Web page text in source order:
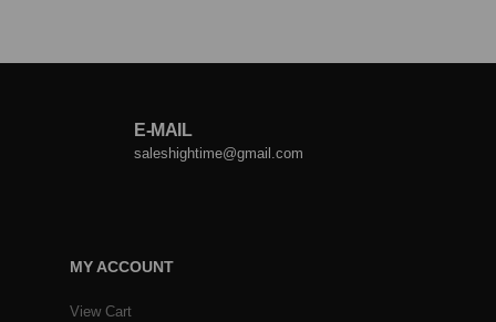
E-MAIL
saleshightime@gmail.com
MY ACCOUNT
View Cart